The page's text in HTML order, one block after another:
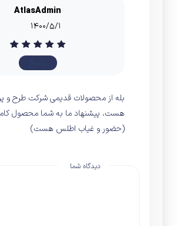
AtlasAdmin
۱۴۰۰/۵/۱
بله از محصولات قدیمی شرکت طرح و
هست، پیشنهاد ما به شما محصول
(حضور و غیاب اطلس هست)
دیدگاه شما